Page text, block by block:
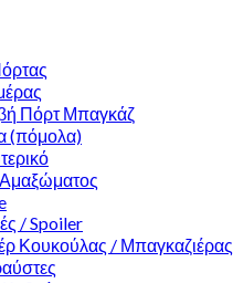
Πόρτ Μπαγκάζ
(πόμολα)
/ Spoiler
Κουκούλας / Μπαγκαζιέρας